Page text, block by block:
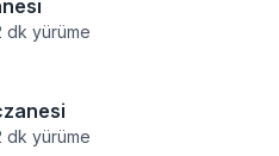
dk yürüme
dk yürüme